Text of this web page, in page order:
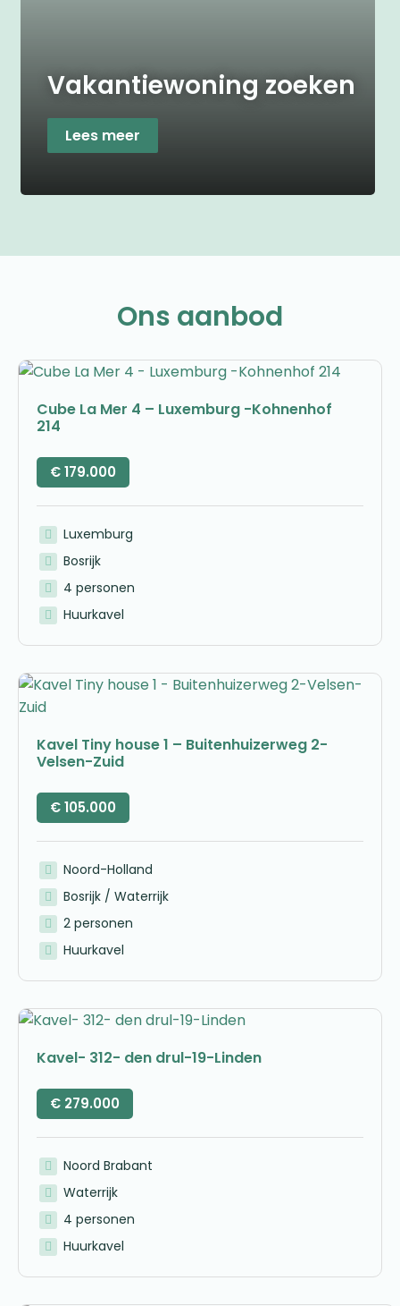
Vakantiewoning zoeken
Lees meer
Ons aanbod
Cube La Mer 4 – Luxemburg -Kohnenhof
214
€179.000
Luxemburg
Bosrijk
4 personen
Huurkavel
Kavel Tiny house 1 – Buitenhuizerweg 2-
Velsen-Zuid
€105.000
Noord-Holland
Bosrijk / Waterrijk
2 personen
Huurkavel
Kavel- 312- den drul-19-Linden
€ 279.000
Noord Brabant
Waterrijk
4 personen
Huurkavel